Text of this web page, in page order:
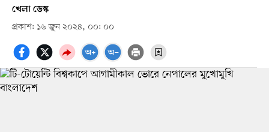
খেলা ডেস্ক
প্রকাশ: ১৬ জুন ২০২৪, ০০: ০০